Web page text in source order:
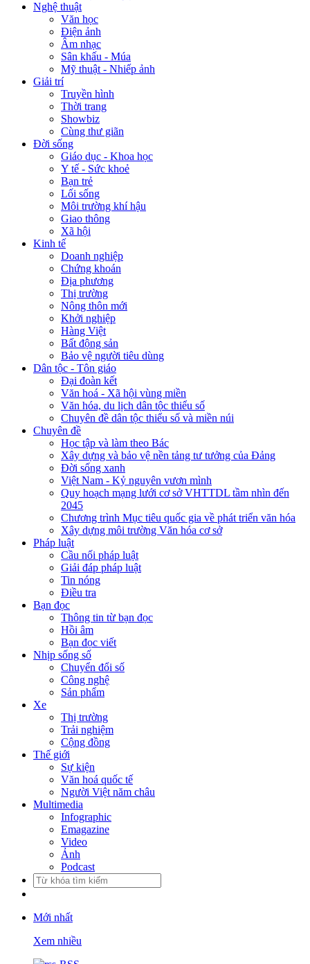
Nghệ thuật
Văn học
Điện ảnh
Âm nhạc
Sân khấu - Múa
Mỹ thuật - Nhiếp ảnh
Giải trí
Truyền hình
Thời trang
Showbiz
Cùng thư giãn
Đời sống
Giáo dục - Khoa học
Y tế - Sức khoẻ
Bạn trẻ
Lối sống
Môi trường khí hậu
Giao thông
Xã hội
Kinh tế
Doanh nghiệp
Chứng khoán
Địa phương
Thị trường
Nông thôn mới
Khởi nghiệp
Hàng Việt
Bất động sản
Bảo vệ người tiêu dùng
Dân tộc - Tôn giáo
Đại đoàn kết
Văn hoá - Xã hội vùng miền
Văn hóa, du lịch dân tộc thiểu số
Chuyên đề dân tộc thiểu số và miền núi
Chuyên đề
Học tập và làm theo Bác
Xây dựng và bảo vệ nền tảng tư tưởng của Đảng
Đời sống xanh
Việt Nam - Kỷ nguyên vươn mình
Quy hoạch mạng lưới cơ sở VHTTDL tầm nhìn đến
2045
Chương trình Mục tiêu quốc gia về phát triển văn hóa
Xây dựng môi trường Văn hóa cơ sở
Pháp luật
Cầu nối pháp luật
Giải đáp pháp luật
Tin nóng
Điều tra
Bạn đọc
Thông tin từ bạn đọc
Hồi âm
Bạn đọc viết
Nhịp sống số
Chuyển đổi số
Công nghệ
Sản phẩm
Xe
Thị trường
Trải nghiệm
Cộng đồng
Thế giới
Sự kiện
Văn hoá quốc tế
Người Việt năm châu
Multimedia
Infographic
Emagazine
Video
Ảnh
Podcast
Mới nhất
Xem nhiều